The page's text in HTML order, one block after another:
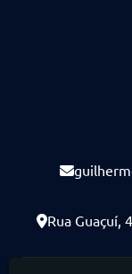
Rua Guaçuí,